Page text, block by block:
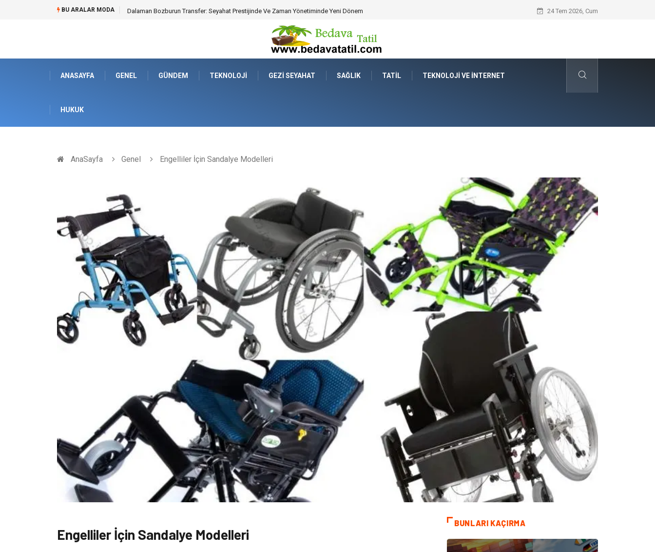
BU ARALAR MODA Kyocera Yazıcı Teknolojilerinin Operasyonel Psikoloji ve İş Yeri Ergonomisine Etkisi Seat Yedek Parça Tercihinde Sportif
24 Tem 2026, Cum
ANASAYFA GENEL GÜNDEM TEKNOLOJI GEZI SEYAHAT SAĞLIK TATIL TEKNOLOJI VE İNTERNET
HUKUK
AnaSayfa Genel Engelliler İçin Sandalye Modelleri
Engelliler İçin Sandalye Modelleri
BUNLARI KAÇIRMA